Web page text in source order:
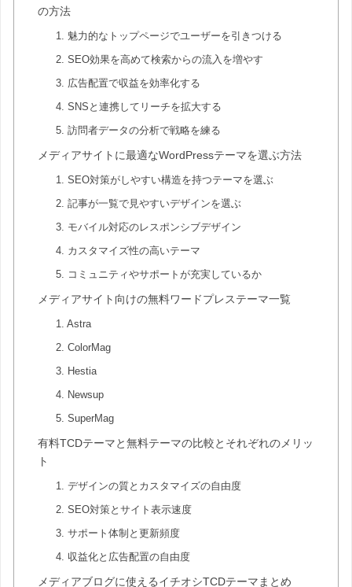
の方法
1. 魅力的なトップページでユーザーを引きつける
2. SEO効果を高めて検索からの流入を増やす
3. 広告配置で収益を効率化する
4. SNSと連携してリーチを拡大する
5. 訪問者データの分析で戦略を練る
メディアサイトに最適なWordPressテーマを選ぶ方法
1. SEO対策がしやすい構造を持つテーマを選ぶ
2. 記事が一覧で見やすいデザインを選ぶ
3. モバイル対応のレスポンシブデザイン
4. カスタマイズ性の高いテーマ
5. コミュニティやサポートが充実しているか
メディアサイト向けの無料ワードプレステーマ一覧
1. Astra
2. ColorMag
3. Hestia
4. Newsup
5. SuperMag
有料TCDテーマと無料テーマの比較とそれぞれのメリッ
ト
1. デザインの質とカスタマイズの自由度
2. SEO対策とサイト表示速度
3. サポート体制と更新頻度
4. 収益化と広告配置の自由度
メディアブログに使えるイチオシTCDテーマまとめ